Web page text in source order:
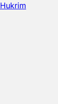
Hukrim